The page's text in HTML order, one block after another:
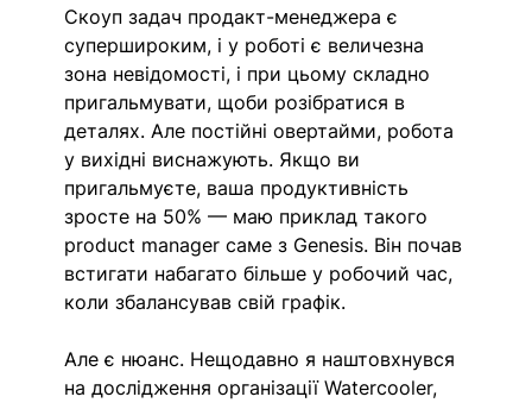
Скоуп задач продакт-менеджера є
супершироким, і у роботі є величезна
зона невідомості, і при цьому складно
пригальмувати, щоби розібратися в
деталях. Але постійні овертайми, робота
у вихідні виснажують. Якщо ви
пригальмуєте, ваша продуктивність
зросте на 50% — маю приклад такого
product manager саме з Genesis. Він почав
встигати набагато більше у робочий час,
коли збалансував свій графік.
Але є нюанс. Нещодавно я наштовхнувся
на дослідження організації Watercooler,